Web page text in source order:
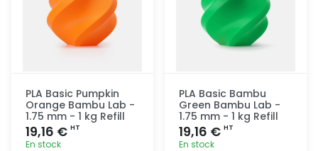
PLA Basic Pumpkin
Orange Bambu Lab -
1.75 mm - 1 kg Refill
19,16 € HT
En stock
PLA Basic Bambu
Green Bambu Lab -
1.75 mm - 1 kg Refill
19,16 € HT
En stock